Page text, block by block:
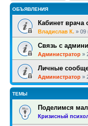
ОБЪЯВЛЕНИЯ
Кабинет врача
Владислав К. » 09
Связь с
Администратор »
Личные
Администратор »
ТЕМЫ
Поделимся
Кризисный